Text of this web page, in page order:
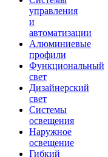
управления
и
автоматизации
Алюминиевые
профили
Функциональный
свет
Дизайнерский
свет
Системы
освещения
Наружное
освещение
Гибкий